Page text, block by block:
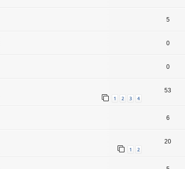
5
0
0
1 2 3 4
53
6
1 2
20